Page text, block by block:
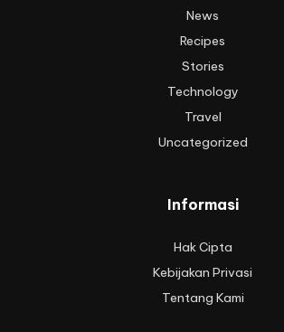
News
Recipes
Stories
Technology
Travel
Uncategorized
Informasi
Hak Cipta
Kebijakan Privasi
Tentang Kami